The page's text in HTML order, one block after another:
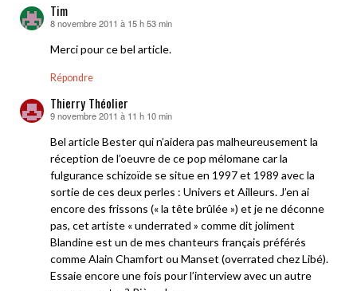
Tim
dit :
8 novembre 2011 à 15 h 53 min
Merci pour ce bel article.
Répondre
Thierry Théolier
dit :
9 novembre 2011 à 11 h 10 min
Bel article Bester qui n’aidera pas malheureusement la
réception de l’oeuvre de ce pop mélomane car la
fulgurance schizoïde se situe en 1997 et 1989 avec la
sortie de ces deux perles : Univers et Ailleurs. J’en ai
encore des frissons (« la tête brûlée ») et je ne déconne
pas, cet artiste « underrated » comme dit joliment
Blandine est un de mes chanteurs français préférés
comme Alain Chamfort ou Manset (overrated chez Libé).
Essaie encore une fois pour l’interview avec un autre